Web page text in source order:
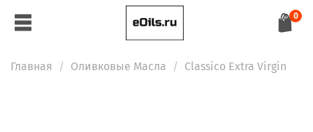
0
Главная Оливковые Масла Classico Extra Virgin